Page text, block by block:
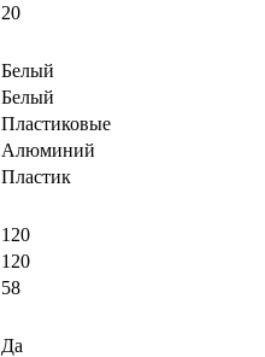
20
Белый
Белый
Пластиковые
Алюминий
Пластик
120
120
58
Да